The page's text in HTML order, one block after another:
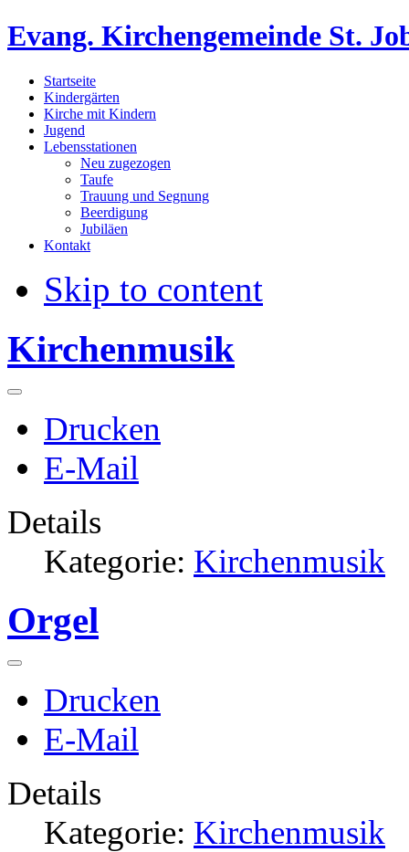
Evang. Kirchengemeinde St.
Startseite
Kindergärten
Kirche mit Kindern
Jugend
Lebensstationen
Neu zugezogen
Taufe
Trauung und Segnung
Beerdigung
Jubiläen
Kontakt
Skip to content
Kirchenmusik
Drucken
E-Mail
Details
Kategorie: Kirchenmusik
Orgel
Drucken
E-Mail
Details
Kategorie: Kirchenmusik